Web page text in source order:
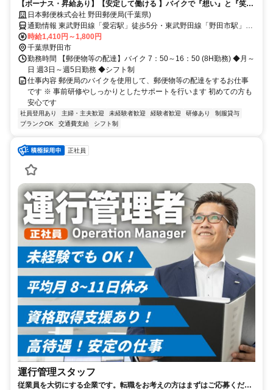
【ボーナス・昇給あり】【安定して働ける 】バイクで『想い』と『笑
顔』をつなぐお仕事してみませんか？
日本郵便株式会社 野田郵便局(千葉県)
通勤情報 東武野田線「愛宕駅」徒歩5分・東武野田線「野田市駅」徒
歩7分
時給1,410円～1,800円
千葉県野田市
勤務時間 【郵便物等の配達】バイク 7：50～16：50 (8H勤務) ◆月～
日 週3日～週5日勤務 ◆シフト制
仕事内容 郵便局のバイクを使用して、郵便物等の配達をするお仕事
です ※ 事前研修やしっかりとしたサポートを行います 初めての方も
安心です
社員登用あり 主婦・主夫歓迎 未経験者歓迎 経験者歓迎 研修あり
制服貸与
ブランクOK
交通費支給 シフト制
正社員
運行管理スタッフ
従業員を大切にする企業です。転職をお考えの方はまずはご応募くださ